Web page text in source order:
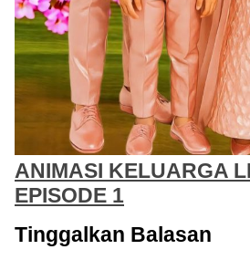
ANIMASI KELUARGA
EPISODE 1
Tinggalkan Balasan